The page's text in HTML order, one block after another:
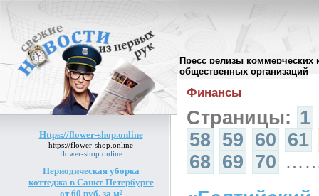
Пресс релизы коммерческих
общественных организаций
Https://flower-shop.online
https://flower-shop.online
flower-shop.online
Периодическая уборка
коттеджа в Санкт-Петербурге
от 60 руб. за м²
Архив пресс-релизов//
Финансы
Страницы: 1
58 59 60 61
68 69 70